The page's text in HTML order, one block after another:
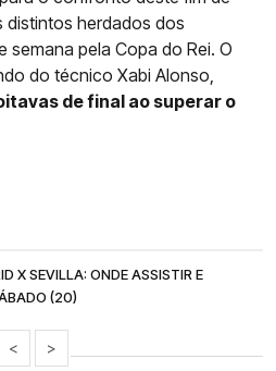
herdados dos
semana pela Copa do Rei. O
do técnico Xabi Alonso,
de final ao superar o
X SEVILLA: ONDE ASSISTIR E
(20)
< >